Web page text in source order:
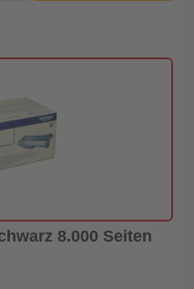
8.000 Seiten